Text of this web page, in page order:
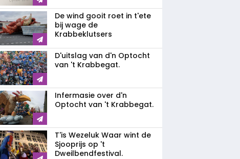
De wind gooit roet in t'ete
bij wage de
Krabbeklutsers
D'uitslag van d'n Optocht
van 't Krabbegat.
Infermasie over d'n
Optocht van 't Krabbegat.
T'is Wezeluk Waar wint de
Sjooprijs op 't
Dweilbendfestival.